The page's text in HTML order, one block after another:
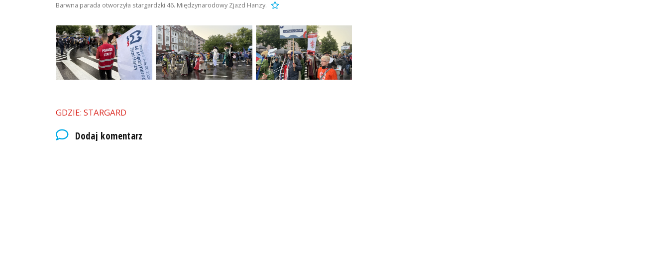
Barwna parada otworzyła stargardzki 46. Międzynarodowy Zjazd Hanzy.
GDZIE: STARGARD
Dodaj komentarz